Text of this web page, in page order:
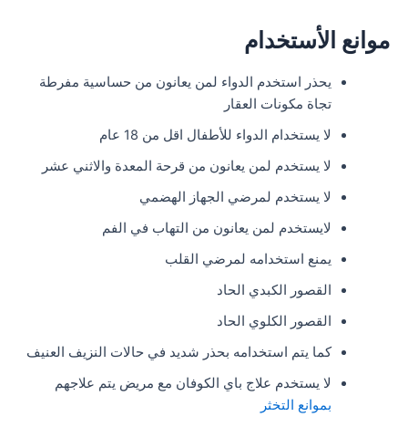
موانع الأستخدام
يحذر استخدم الدواء لمن يعانون من حساسية مفرطة
تجاة مكونات العقار
لا يستخدام الدواء للأطفال اقل من 18 عام
لا يستخدم لمن يعانون من قرحة المعدة والاثني عشر
لا يستخدم لمرضي الجهاز الهضمي
لايستخدم لمن يعانون من التهاب في الفم
يمنع استخدامه لمرضي القلب
القصور الكبدي الحاد
القصور الكلوي الحاد
كما يتم استخدامه بحذر شديد في حالات النزيف العنيف
لا يستخدم علاج باي الكوفان مع مريض يتم علاجهم
بموانع التخثر